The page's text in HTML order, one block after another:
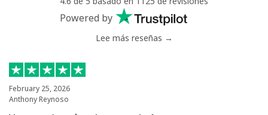
Powered by
Lee más reseñas →
February 25, 2026
Anthony Reynoso